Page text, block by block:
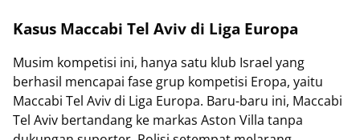
Kasus Maccabi Tel Aviv di Liga Europa
Musim kompetisi ini, hanya satu klub Israel yang
berhasil mencapai fase grup kompetisi Eropa, yaitu
Maccabi Tel Aviv di Liga Europa. Baru-baru ini, Maccabi
Tel Aviv bertandang ke markas Aston Villa tanpa